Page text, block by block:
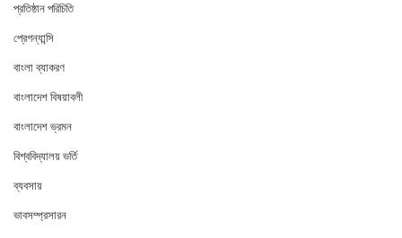
প্রতিষ্ঠান পরিচিতি
প্রেগন্যান্সি
বাংলা ব্যাকরণ
বাংলাদেশ বিষয়াবলী
বাংলাদেশ ভ্রমন
বিশ্ববিদ্যালয় ভর্তি
ব্যবসায়
ভাবসম্প্রসারন